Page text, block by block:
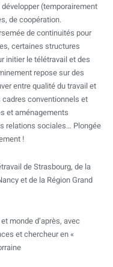
(temporairement
de coopération.
de continuités pour
certaines structures
initier le télétravail et des
repose sur des
entre qualité du travail et
conventionnels et
et aménagements
relations sociales… Plongée
!
de Strasbourg, de la
et de la Région Grand
monde d’après, avec
et chercheur en «